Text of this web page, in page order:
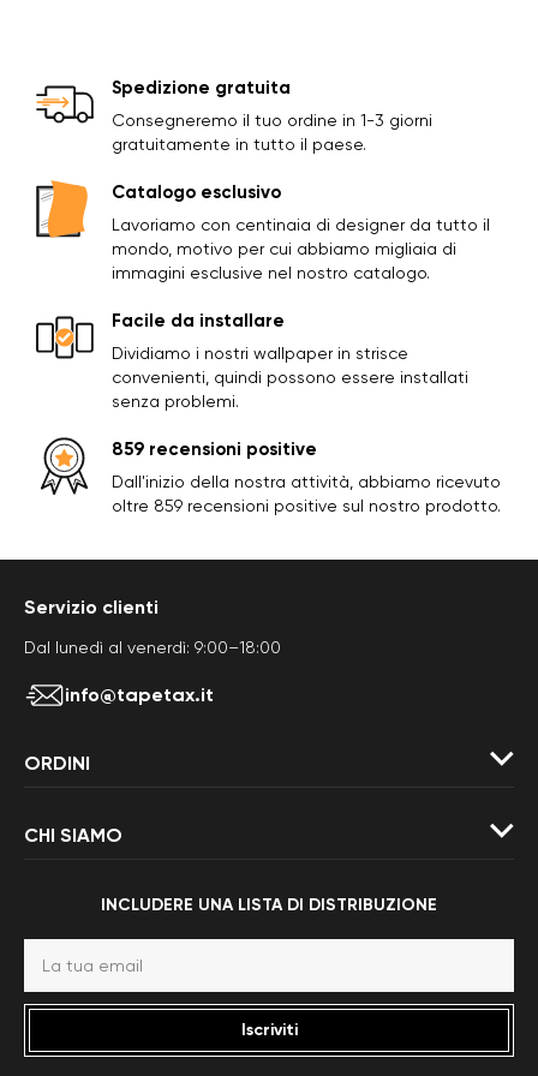
Spedizione gratuita
Consegneremo il tuo ordine in 1-3 giorni
gratuitamente in tutto il paese.
Catalogo esclusivo
Lavoriamo con centinaia di designer da tutto il
mondo, motivo per cui abbiamo migliaia di
immagini esclusive nel nostro catalogo.
Facile da installare
Dividiamo i nostri wallpaper in strisce
convenienti, quindi possono essere installati
senza problemi.
859 recensioni positive
Dall'inizio della nostra attività, abbiamo ricevuto
oltre 859 recensioni positive sul nostro prodotto.
Servizio clienti
Dal lunedì al venerdì: 9:00–18:00
info@tapetax.it
ORDINI
CHI SIAMO
INCLUDERE UNA LISTA DI DISTRIBUZIONE
Iscriviti